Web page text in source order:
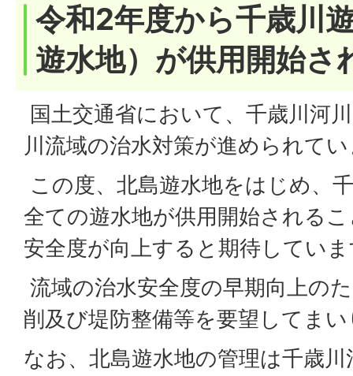
令和2年度から千歳川
遊水地）が供用開始さ
国土交通省において、千歳川河
川流域の治水対策が進められて
この度、北島遊水地をはじめ、
全ての遊水地が供用開始される
安全度が向上すると期待してい
流域の治水安全度の早期向上の
削及び堤防整備等を要望してま
なお、北島遊水地の管理は千歳